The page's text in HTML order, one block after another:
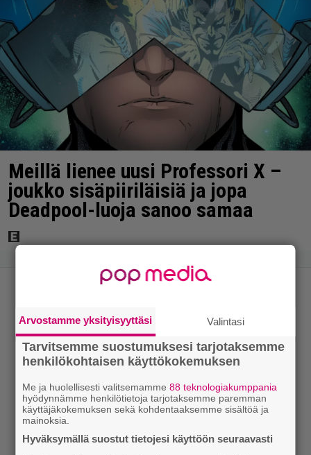
Meillä lienee uusi Professori X –
joukko sisäpiiriläisiä ja jopa
Deadpool-luoja sanoo samaa
Arvostamme yksityisyyttäsi Valintasi
Tarvitsemme suostumuksesi tarjotaksemme
henkilökohtaisen käyttökokemuksen
Me ja huolellisesti valitsemamme88 teknologiakumppania
hyödynnämme henkilötietoja tarjotaksemme paremman
käyttäjäkokemuksen sekä kohdentaaksemme sisältöä ja
mainoksia.
Hyväksymällä suostut tietojesi käyttöön seuraavasti